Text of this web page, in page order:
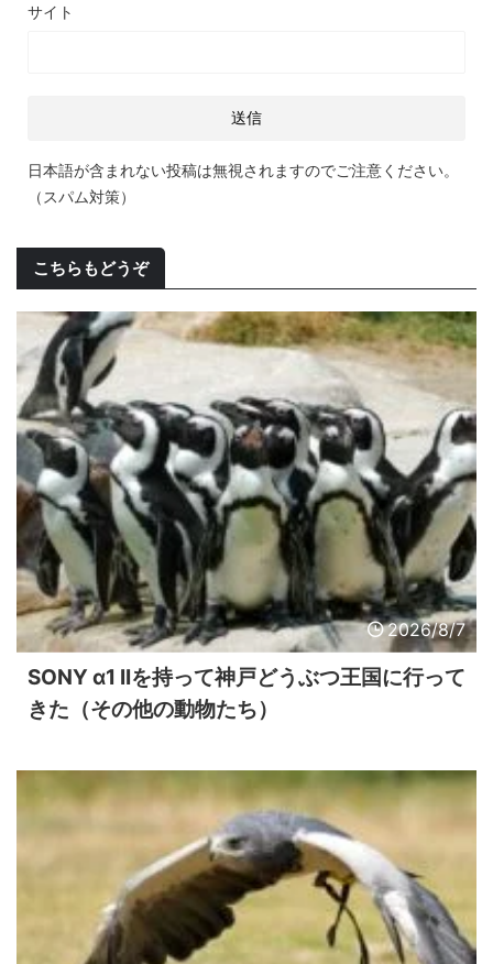
サイト
日本語が含まれない投稿は無視されますのでご注意ください。
（スパム対策）
こちらもどうぞ
2026/8/7
SONY α1 IIを持って神戸どうぶつ王国に行って
きた（その他の動物たち）